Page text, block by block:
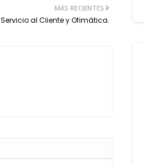
MÁS RECIENTES
Servicio al Cliente y Ofimática.